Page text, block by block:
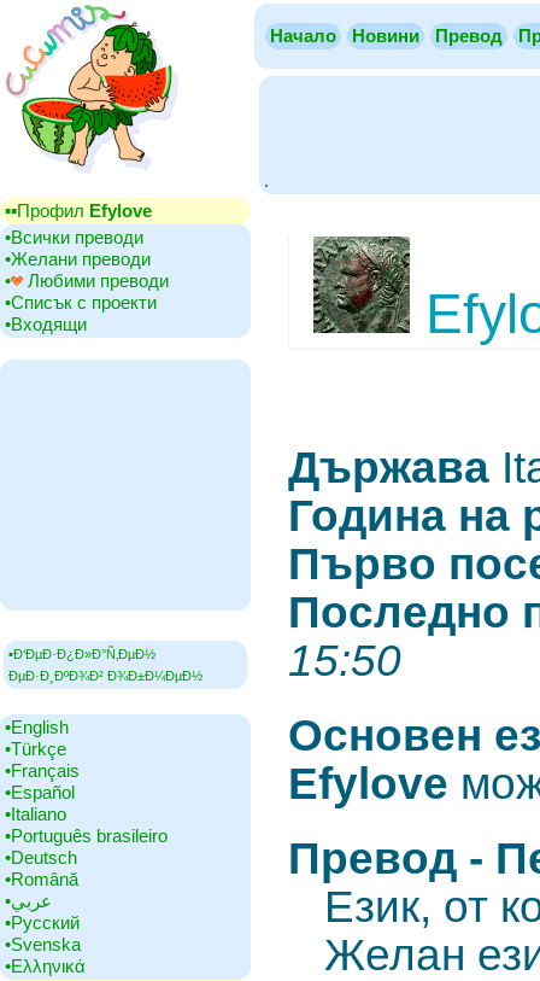
Начало Новини Превод
.
▪▪‎Профил Efylove
•‎Всички преводи
•‎Желани преводи
•‎
Любими преводи
•‎Списък с проекти
•‎Входящи
▪Ð‘ÐµÐ·Ð¿Ð»Ð°Ñ‚ÐµÐ½
ÐµÐ·Ð¸ÐºÐ¾Ð² Ð¾Ð±Ð¼ÐµÐ½
•‎English
•‎Türkçe
•‎Français
•‎Español
•‎Italiano
•‎Português brasileiro
•‎Deutsch
•‎Română
•‎عربي
•‎Русский
•‎Svenska
•‎Ελληνικά
Държава
Година на
Първо
Последно
15:50
Основен
Efylove
Превод -
Език, от
Желан